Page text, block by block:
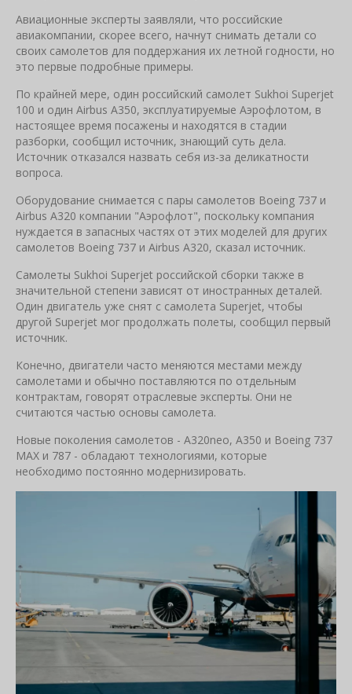
Авиационные эксперты заявляли, что российские
авиакомпании, скорее всего, начнут снимать детали со
своих самолетов для поддержания их летной годности, но
это первые подробные примеры.
По крайней мере, один российский самолет Sukhoi Superjet
100 и один Airbus A350, эксплуатируемые Аэрофлотом, в
настоящее время посажены и находятся в стадии
разборки, сообщил источник, знающий суть дела.
Источник отказался назвать себя из-за деликатности
вопроса.
Оборудование снимается с пары самолетов Boeing 737 и
Airbus A320 компании "Аэрофлот", поскольку компания
нуждается в запасных частях от этих моделей для других
самолетов Boeing 737 и Airbus A320, сказал источник.
Самолеты Sukhoi Superjet российской сборки также в
значительной степени зависят от иностранных деталей.
Один двигатель уже снят с самолета Superjet, чтобы
другой Superjet мог продолжать полеты, сообщил первый
источник.
Конечно, двигатели часто меняются местами между
самолетами и обычно поставляются по отдельным
контрактам, говорят отраслевые эксперты. Они не
считаются частью основы самолета.
Новые поколения самолетов - A320neo, A350 и Boeing 737
MAX и 787 - обладают технологиями, которые
необходимо постоянно модернизировать.